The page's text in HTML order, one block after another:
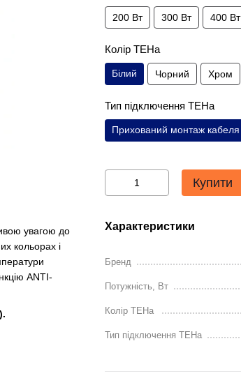
увагою до
кольорах і
ANTI-
200 Вт 300 Вт 400 Вт
Колір ТЕНа
Білий Чорний Хром
Тип підключення ТЕНа
Прихований монтаж кабеля
Купити
Характеристики
Бренд
Потужність, Вт
Колір ТЕНа
Тип підключення ТЕНа